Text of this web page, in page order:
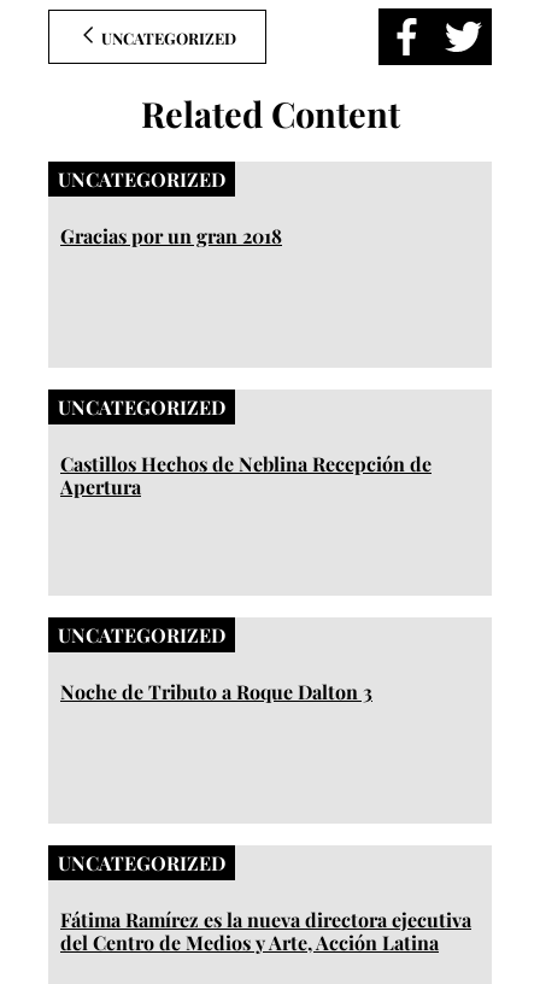
UNCATEGORIZED
Related Content
UNCATEGORIZED
Gracias por un gran 2018
UNCATEGORIZED
Castillos Hechos de Neblina Recepción de
Apertura
UNCATEGORIZED
Noche de Tributo a Roque Dalton 3
UNCATEGORIZED
Fátima Ramírez es la nueva directora ejecutiva
del Centro de Medios y Arte, Acción Latina